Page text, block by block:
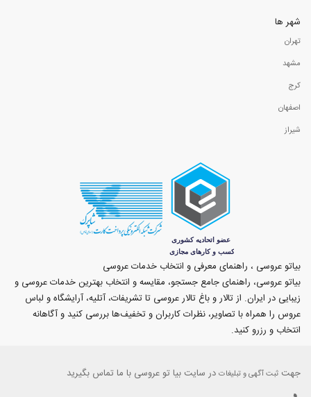
شهر ها
تهران
مشهد
کرج
اصفهان
شیراز
بیاتو عروسی ، راهنمای معرفی و انتخاب خدمات عروسی
بیاتو عروسی، راهنمای جامع جستجو، مقایسه و انتخاب بهترین خدمات عروسی و
زیبایی در ایران. از تالار و باغ تالار عروسی تا تشریفات، آتلیه، آرایشگاه و لباس
عروس را همراه با تصاویر، نظرات کاربران و تخفیف‌ها بررسی کنید و آگاهانه
انتخاب و رزرو کنید.
جهت ثبت آگهی و تبلیغات در سایت بیا تو عروسی با ما تماس بگیرید